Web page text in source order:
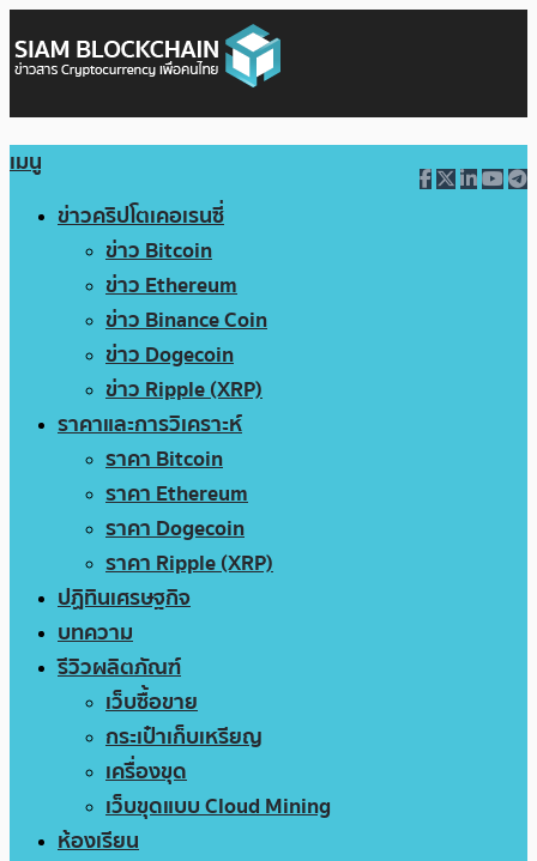
เมนู
ข่าวคริปโตเคอเรนซี่
ข่าว Bitcoin
ข่าว Ethereum
ข่าว Binance Coin
ข่าว Dogecoin
ข่าว Ripple (XRP)
ราคาและการวิเคราะห์
ราคา Bitcoin
ราคา Ethereum
ราคา Dogecoin
ราคา Ripple (XRP)
ปฏิทินเศรษฐกิจ
บทความ
รีวิวผลิตภัณฑ์
เว็บซื้อขาย
กระเป๋าเก็บเหรียญ
เครื่องขุด
เว็บขุดแบบ Cloud Mining
ห้องเรียน